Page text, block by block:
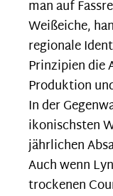
man auf
Weißeiche,
regionale
Prinzipien die
Produktion
In der
ikonischsten
jährlichen
Auch wenn
trockenen